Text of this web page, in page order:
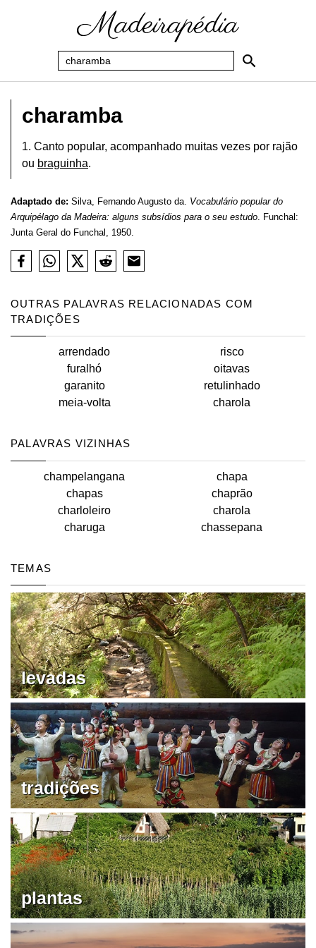
charamba
1. Canto popular, acompanhado muitas vezes por rajão
ou braguinha.
Adaptado de: Silva, Fernando Augusto da. Vocabulário popular do
Arquipélago da Madeira: alguns subsídios para o seu estudo. Funchal:
Junta Geral do Funchal, 1950.
OUTRAS PALAVRAS RELACIONADAS COM
TRADIÇÕES
arrendado
risco
furalhó
oitavas
garanito
retulinhado
meia-volta
charola
PALAVRAS VIZINHAS
champelangana
chapa
chapas
chaprão
charloleiro
charola
charuga
chassepana
TEMAS
levadas
tradições
plantas